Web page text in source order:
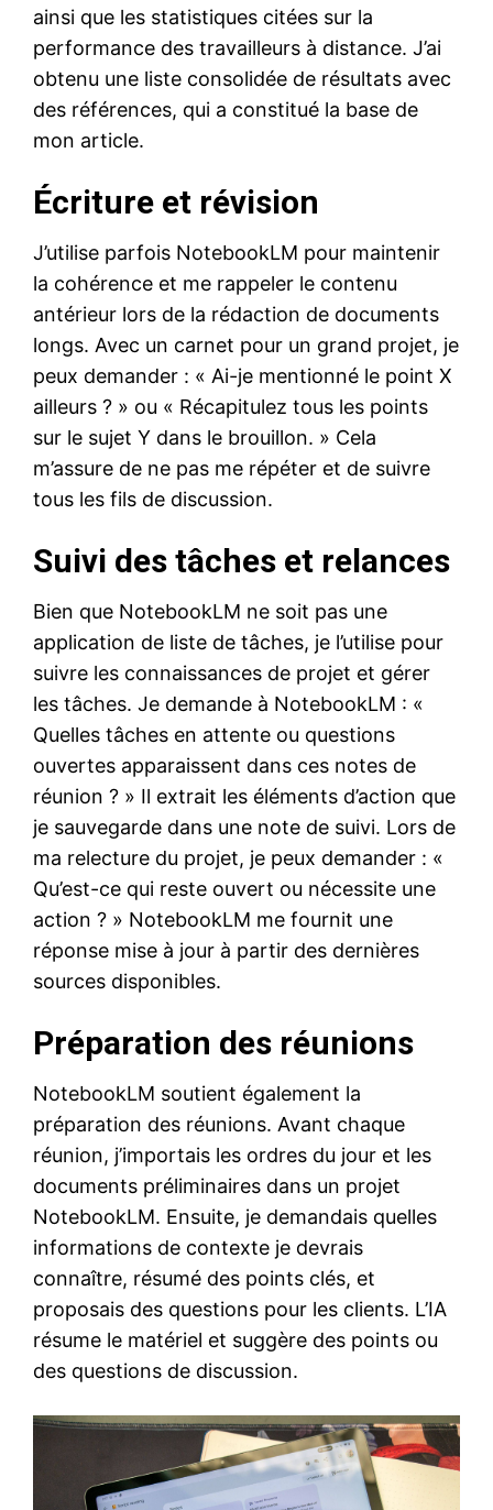
ainsi que les statistiques citées sur la
performance des travailleurs à distance. J’ai
obtenu une liste consolidée de résultats avec
des références, qui a constitué la base de
mon article.
Écriture et révision
J’utilise parfois NotebookLM pour maintenir
la cohérence et me rappeler le contenu
antérieur lors de la rédaction de documents
longs. Avec un carnet pour un grand projet, je
peux demander : « Ai-je mentionné le point X
ailleurs ? » ou « Récapitulez tous les points
sur le sujet Y dans le brouillon. » Cela
m’assure de ne pas me répéter et de suivre
tous les fils de discussion.
Suivi des tâches et relances
Bien que NotebookLM ne soit pas une
application de liste de tâches, je l’utilise pour
suivre les connaissances de projet et gérer
les tâches. Je demande à NotebookLM : «
Quelles tâches en attente ou questions
ouvertes apparaissent dans ces notes de
réunion ? » Il extrait les éléments d’action que
je sauvegarde dans une note de suivi. Lors de
ma relecture du projet, je peux demander : «
Qu’est-ce qui reste ouvert ou nécessite une
action ? » NotebookLM me fournit une
réponse mise à jour à partir des dernières
sources disponibles.
Préparation des réunions
NotebookLM soutient également la
préparation des réunions. Avant chaque
réunion, j’importais les ordres du jour et les
documents préliminaires dans un projet
NotebookLM. Ensuite, je demandais quelles
informations de contexte je devrais
connaître, résumé des points clés, et
proposais des questions pour les clients. L’IA
résume le matériel et suggère des points ou
des questions de discussion.